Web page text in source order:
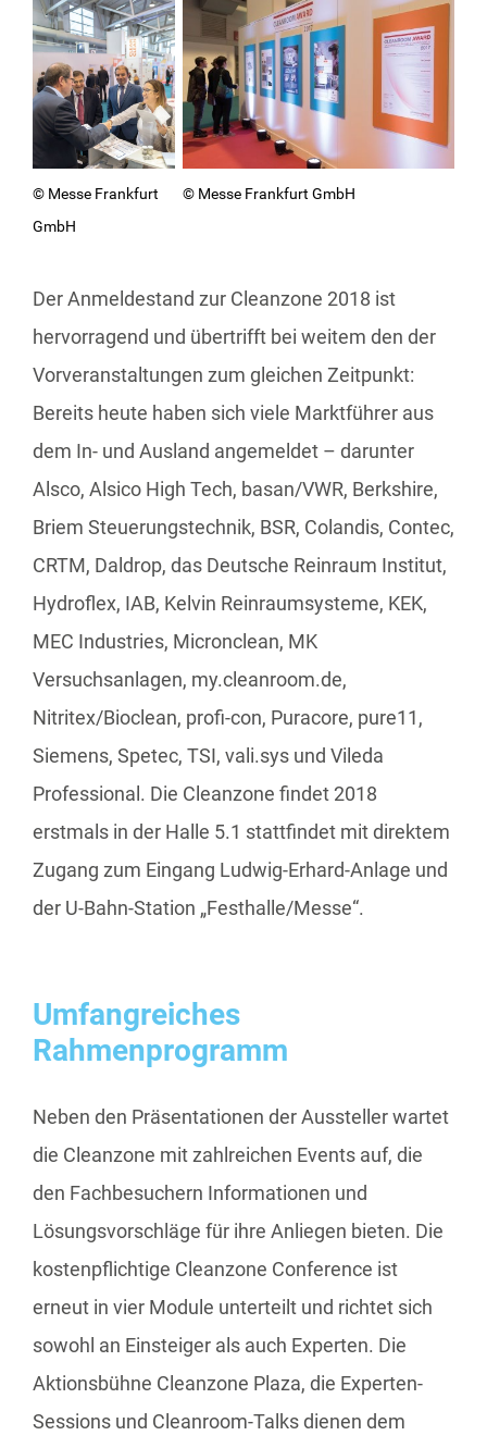
© Messe Frankfurt
GmbH
© Messe Frankfurt GmbH
Der Anmeldestand zur Cleanzone 2018 ist
hervorragend und übertrifft bei weitem den der
Vorveranstaltungen zum gleichen Zeitpunkt:
Bereits heute haben sich viele Marktführer aus
dem In- und Ausland angemeldet – darunter
Alsco, Alsico High Tech, basan/VWR, Berkshire,
Briem Steuerungstechnik, BSR, Colandis, Contec,
CRTM, Daldrop, das Deutsche Reinraum Institut,
Hydroflex, IAB, Kelvin Reinraumsysteme, KEK,
MEC Industries, Micronclean, MK
Versuchsanlagen, my.cleanroom.de,
Nitritex/Bioclean, profi-con, Puracore, pure11,
Siemens, Spetec, TSI, vali.sys und Vileda
Professional. Die Cleanzone findet 2018
erstmals in der Halle 5.1 stattfindet mit direktem
Zugang zum Eingang Ludwig-Erhard-Anlage und
der U-Bahn-Station „Festhalle/Messe“.
Umfangreiches
Rahmenprogramm
Neben den Präsentationen der Aussteller wartet
die Cleanzone mit zahlreichen Events auf, die
den Fachbesuchern Informationen und
Lösungsvorschläge für ihre Anliegen bieten. Die
kostenpflichtige Cleanzone Conference ist
erneut in vier Module unterteilt und richtet sich
sowohl an Einsteiger als auch Experten. Die
Aktionsbühne Cleanzone Plaza, die Experten-
Sessions und Cleanroom-Talks dienen dem